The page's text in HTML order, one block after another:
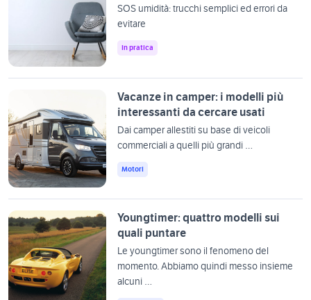
SOS umidità: trucchi semplici ed errori da
evitare
In pratica
Vacanze in camper: i modelli più
interessanti da cercare usati
Dai camper allestiti su base di veicoli
commerciali a quelli più grandi …
Motori
Youngtimer: quattro modelli sui
quali puntare
Le youngtimer sono il fenomeno del
momento. Abbiamo quindi messo insieme
alcuni …